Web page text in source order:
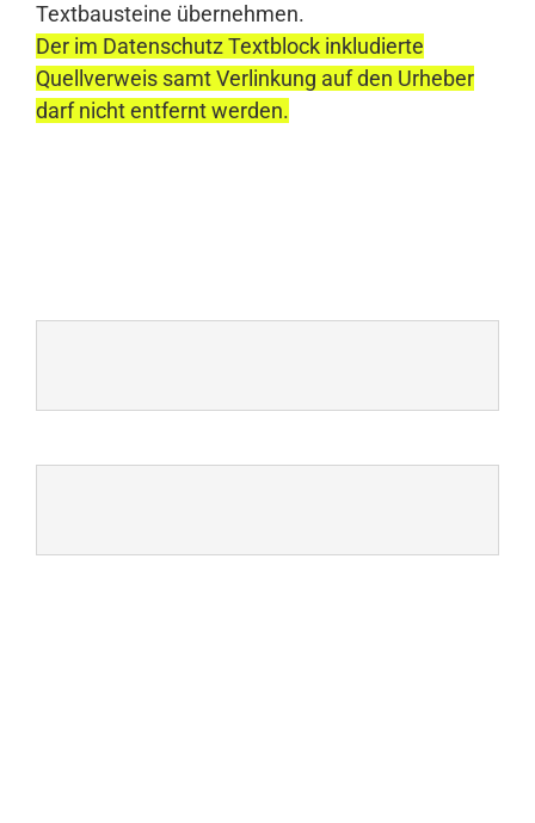
Textbausteine übernehmen.
Der im Datenschutz Textblock inkludierte
Quellverweis samt Verlinkung auf den Urheber
darf nicht entfernt werden.